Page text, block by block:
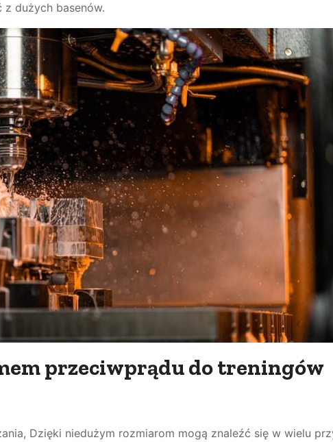
z dużych basenów.
przeciwprądu do treningów
Dzięki niedużym rozmiarom mogą znaleźć się w wielu